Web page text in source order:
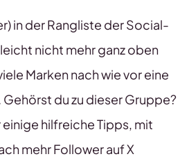
in der Rangliste der Social-
nicht mehr ganz oben
Marken nach wie vor eine
du zu dieser Gruppe?
einige hilfreiche Tipps, mit
mehr Follower auf X